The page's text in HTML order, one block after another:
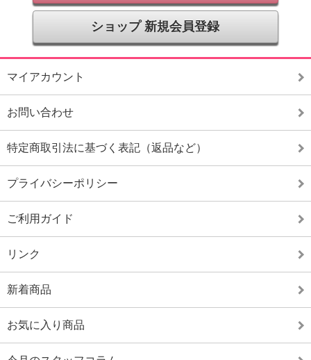
ショップ 新規会員登録
マイアカウント
お問い合わせ
特定商取引法に基づく表記（返品など）
プライバシーポリシー
ご利用ガイド
リンク
新着商品
お気に入り商品